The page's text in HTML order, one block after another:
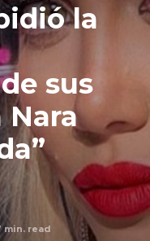
la
sus
Nara
min. read